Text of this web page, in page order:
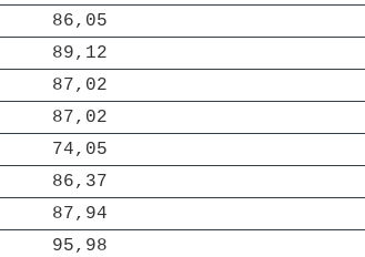
86,05
89,12
87,02
87,02
74,05
86,37
87,94
95,98